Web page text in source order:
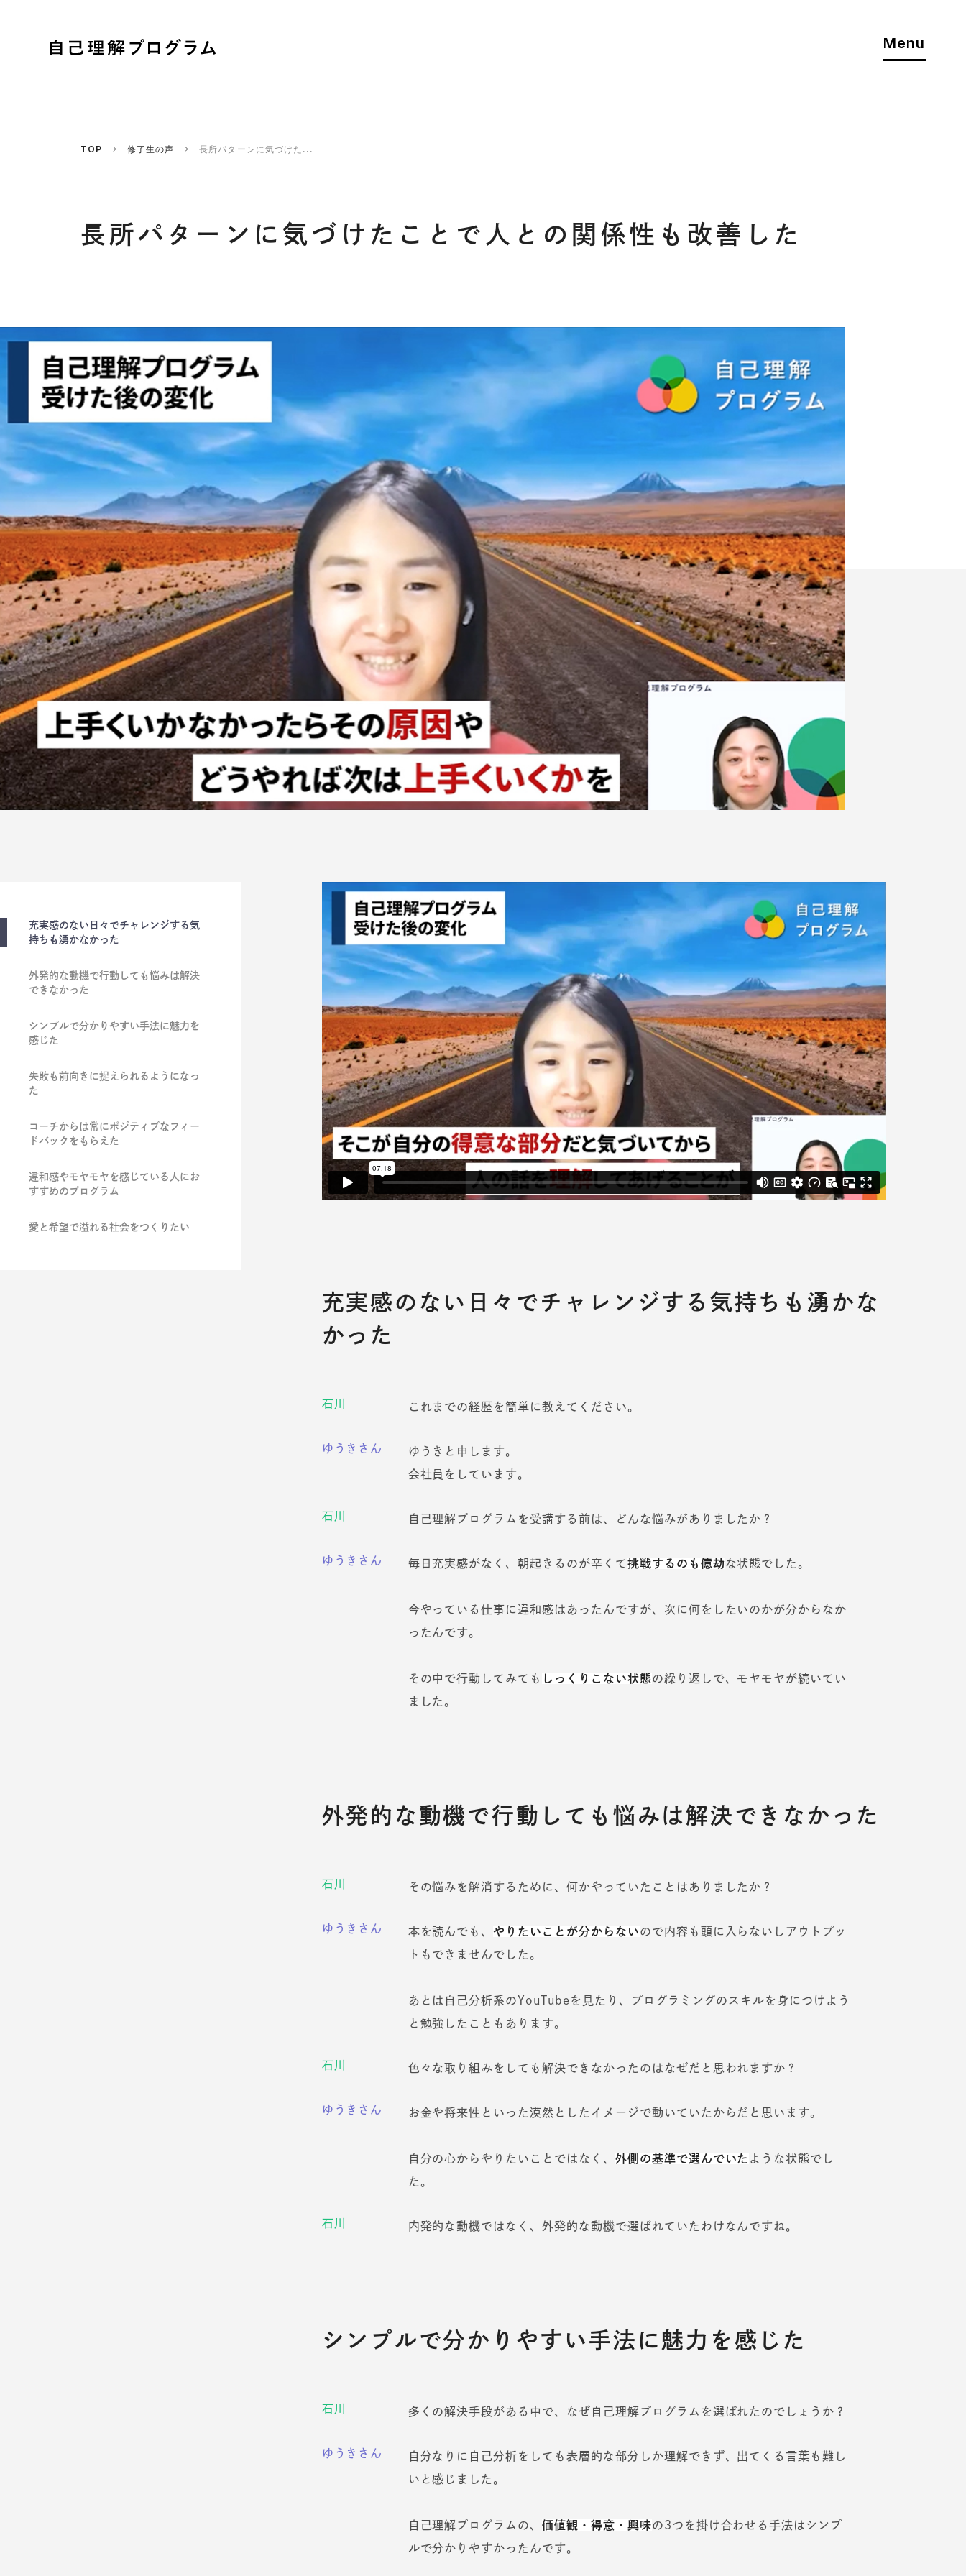
Menu
TOP 修了生の声 長所パターンに気づけた...
長所パターンに気づけたことで人との関係性も改善した
充実感のない日々でチャレンジする気
持ちも湧かなかった
外発的な動機で行動しても悩みは解決
できなかった
シンプルで分かりやすい手法に魅力を
感じた
失敗も前向きに捉えられるようになっ
た
コーチからは常にポジティブなフィー
ドバックをもらえた
違和感やモヤモヤを感じている人にお
すすめのプログラム
愛と希望で溢れる社会をつくりたい
充実感のない日々でチャレンジする気持ちも湧かな
かった
石川 これまでの経歴を簡単に教えてください。
ゆうきさん
ゆうきと申します。
会社員をしています。
石川 自己理解プログラムを受講する前は、どんな悩みがありましたか？
ゆうきさん 毎日充実感がなく、朝起きるのが辛くて挑戦するのも億劫な状態でした。
今やっている仕事に違和感はあったんですが、次に何をしたいのかが分からなか
ったんです。
その中で行動してみても しっくりこない状態の繰り返しで、モヤモヤが続いてい
ました。
外発的な動機で行動しても悩みは解決できなかった
石川 その悩みを解消するために、何かやっていたことはありましたか？
ゆうきさん 本を読んでも、やりたいことが分からないので内容も頭に入らないしアウトプッ
トもできませんでした。
あとは自己分析系のYouTubeを見たり、プログラミングのスキルを身につけよう
と勉強したこともあります。
石川 色々な取り組みをしても解決できなかったのはなぜだと思われますか？
ゆうきさん お金や将来性といった漠然としたイメージで動いていたからだと思います。
自分の心からやりたいことではなく、 外側の基準で選んでいた ような状態でし
た。
石川 内発的な動機ではなく、外発的な動機で選ばれていたわけなんですね。
シンプルで分かりやすい手法に魅力を感じた
石川 多くの解決手段がある中で、なぜ自己理解プログラムを選ばれたのでしょうか？
ゆうきさん
自分なりに自己分析をしても表層的な部分しか理解できず、出てくる言葉も難し
いと感じました。
自己理解プログラムの、価値観・得意・興味の3つを掛け合わせる手法はシンプ
ルで分かりやすかったんです。